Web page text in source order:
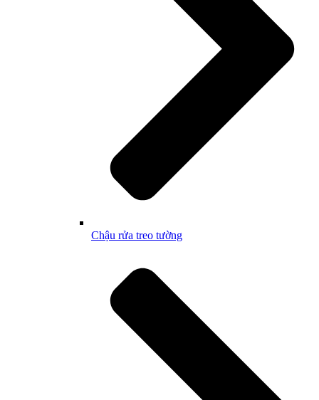
Chậu rửa treo tường